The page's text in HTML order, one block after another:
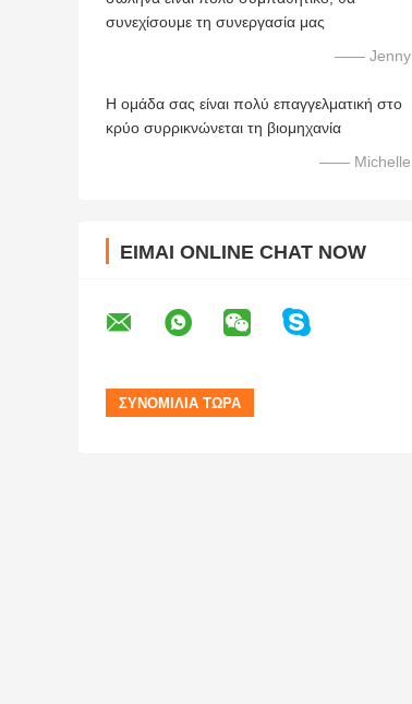
συνεχίσουμε τη συνεργασία μας
—— Jenny
Η ομάδα σας είναι πολύ επαγγελματική στο
κρύο συρρικνώνεται τη βιομηχανία
—— Michelle
ΕΊΜΑΙ ONLINE CHAT NOW